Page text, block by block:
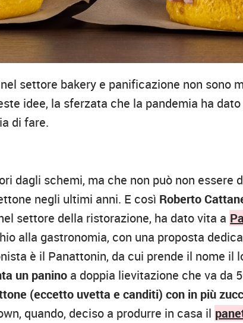
settore bakery e panificazione non sono
idee, la sferzata che la pandemia ha
di fare.
dagli schemi, ma che non può non essere
negli ultimi anni. E così Roberto
settore della ristorazione, ha dato vita a
alla gastronomia, con una proposta
è il Panattonin, da cui prende il nome il
un panino a doppia lievitazione che va da
(eccetto uvetta e canditi) con in più
quando, deciso a produrre in casa il